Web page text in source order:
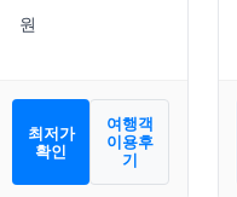
최저가
확인
여행객
이용후
기